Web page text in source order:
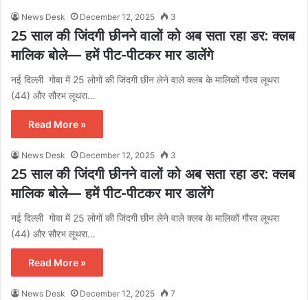
News Desk December 12, 2025 3
25 साल की जिंदगी छीनने वालों को अब सता रहा डर: क्लब
मालिक बोले— हमें पीट-पीटकर मार डालेंगे
नई दिल्ली गोवा में 25 लोगों की जिंदगी छीन लेने वाले क्लब के मालिकों गौरव लूथरा
(44) और सौरभ लूथरा…
Read More »
News Desk December 12, 2025 3
25 साल की जिंदगी छीनने वालों को अब सता रहा डर: क्लब
मालिक बोले— हमें पीट-पीटकर मार डालेंगे
नई दिल्ली गोवा में 25 लोगों की जिंदगी छीन लेने वाले क्लब के मालिकों गौरव लूथरा
(44) और सौरभ लूथरा…
Read More »
News Desk December 12, 2025 7